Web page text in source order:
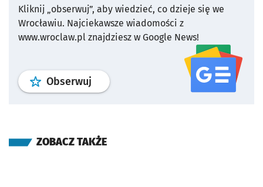
Kliknij „obserwuj”, aby wiedzieć, co dzieje się we
Wrocławiu. Najciekawsze wiadomości z
www.wroclaw.pl znajdziesz w Google News!
Obserwuj profil serwisu
ZOBACZ TAKŻE